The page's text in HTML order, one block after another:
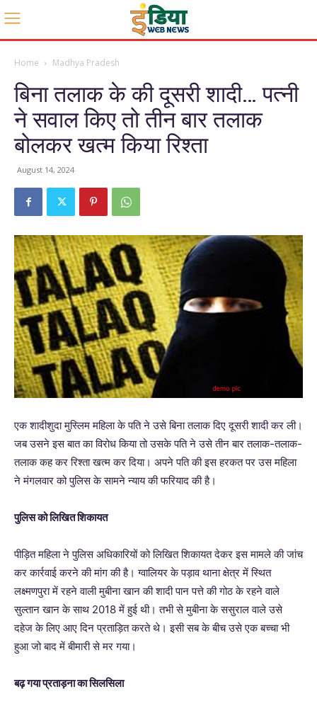
Home Madhya Pradesh
बिना तलाक के की दूसरी शादी… पत्नी
ने सवाल किए तो तीन बार तलाक
बोलकर खत्म किया रिश्ता
August 14, 2024
एक शादीशुदा मुस्लिम महिला के पति ने उसे बिना तलाक दिए दूसरी शादी कर ली।
जब उसने इस बात का विरोध किया तो उसके पति ने उसे तीन बार तलाक-तलाक-
तलाक कह कर रिश्ता खत्म कर दिया। अपने पति की इस हरकत पर उस महिला
ने मंगलवार को पुलिस के सामने न्याय की फरियाद की है।
पुलिस को लिखित श‍िकायत
पीड़ित महिला ने पुलिस अधिकारियों को लिखित शिकायत देकर इस मामले की जांच
कर कार्रवाई करने की मांग की है। ग्वालियर के पड़ाव थाना क्षेत्र में स्थित
लक्ष्मणपुरा में रहने वाली मुबीना खान की शादी पान पत्ते की गोठ के रहने वाले
सुल्तान खान के साथ 2018 में हुई थी। तभी से मुबीना के ससुराल वाले उसे
दहेज के लिए आए दिन प्रताड़ित करते थे। इसी सब के बीच उसे एक बच्चा भी
हुआ जो बाद में बीमारी से मर गया।
बढ़ गया प्रताड़ना का सिलसिला